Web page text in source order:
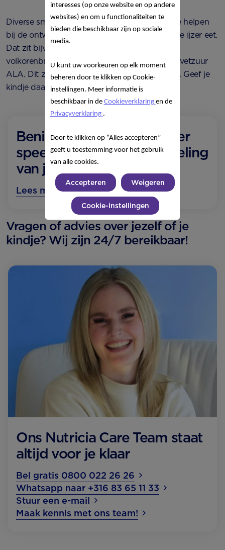
Diverse smaken en structuren kunnen je kindje helpen
bij de ontwikkeling. Zorg ook dat hij voldoende ijzer eet.
Dat zit bijvoorbeeld in rood vlees, groente en
volkorenbrood. Vul dat aan het met omega-3-vetzuur
ALA. Dit zit in vette vis, zoals zalm en makreel. Geef je
kindje daarom één keer per week vette vis.
Benieuwd wat er nog meer
speelt tijdens de ontwikkeling
van je baby?
Lees meer over 7,5 maand
Vragen of advies over jezelf of je
kindje? Wij zijn 24/7 bereikbaar!
Ons Nutricia Care Team staat
altijd voor je klaar
Bel gratis 0800 022 26 26
Whatsapp naar +316 83 65 11 33
Stuur een e-mail
Maak kennis met ons team!
interesses (op onze website en op andere
websites) en om u functionaliteiten te
bieden die beschikbaar zijn op sociale
media.
U kunt uw voorkeuren op elk moment
beheren door te klikken op Cookie-
instellingen. Meer informatie is
beschikbaar in de Cookieverklaring en de
Privacyverklaring .
Door te klikken op “Alles accepteren”
geeft u toestemming voor het gebruik
van alle cookies.
Accepteren Weigeren
Cookie-instellingen